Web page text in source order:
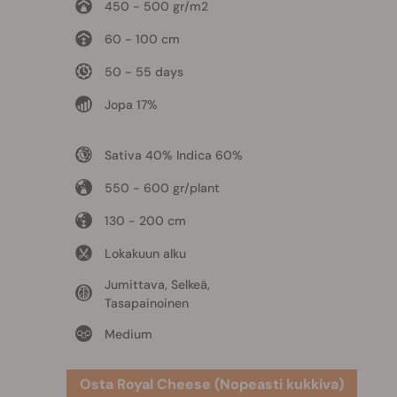
450 - 500 gr/m2
60 - 100 cm
50 - 55 days
Jopa 17%
Sativa 40% Indica 60%
550 - 600 gr/plant
130 - 200 cm
Lokakuun alku
Jumittava, Selkeä,
Tasapainoinen
Medium
Osta Royal Cheese (Nopeasti kukkiva)